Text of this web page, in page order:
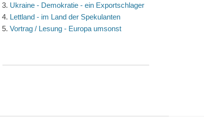
Ukraine - Demokratie - ein Exportschlager
Lettland - im Land der Spekulanten
Vortrag / Lesung - Europa umsonst